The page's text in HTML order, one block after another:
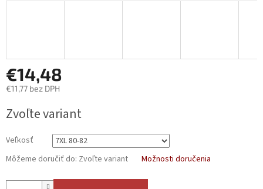
€14,48
€11,77 bez DPH
cena:
Zvoľte variant
Veľkosť
Môžeme doručiť do: Zvoľte variant Možnosti doručenia